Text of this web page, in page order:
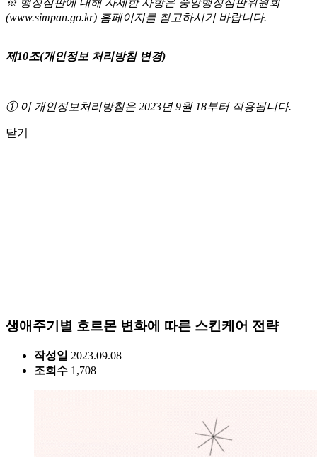
※ 행정심판에 대해 자세한 사항은 중앙행정심판위원회
(www.simpan.go.kr) 홈페이지를 참고하시기 바랍니다.
제10조(개인정보 처리방침 변경)
① 이 개인정보처리방침은 2023년 9월 18부터 적용됩니다.
닫기
생애주기별 호르몬 변화에 따른 스킨케어 전략
작성일 2023.09.08
조회수 1,708